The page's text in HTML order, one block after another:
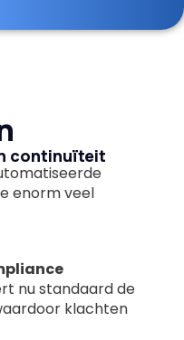
continuïteit
enorm veel
nu standaard de
klachten